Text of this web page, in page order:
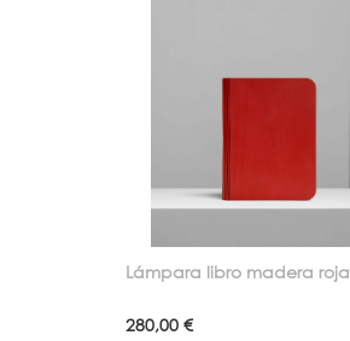
Lámpara libro madera roja
280,00 €